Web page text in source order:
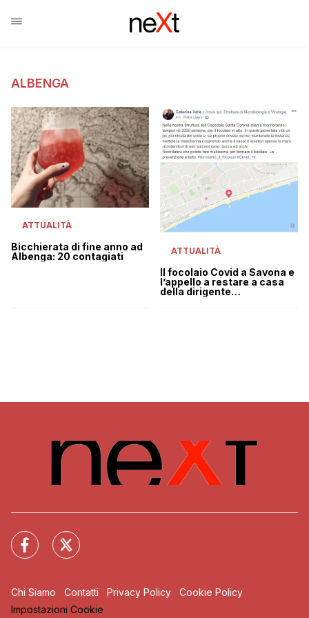
ALBENGA
ATTUALITÀ
Bicchierata di fine anno ad
Albenga: 20 contagiati
ATTUALITÀ
Il focolaio Covid a Savona e
l’appello a restare a casa
della dirigente
Chi Siamo Contatti Privacy Policy
Cookie Policy
Impostazioni Cookie